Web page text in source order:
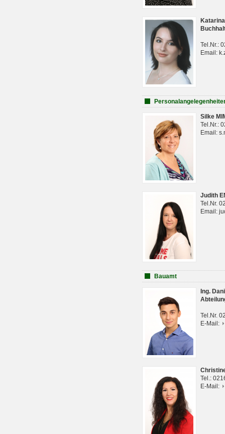
Tel.Nr.:
Email:
Silke
Tel.Nr.:
Email:
Judith
Tel.Nr.
Email:
Bauamt
Ing.
Tel.Nr.
E-Mail:
Tel.:
E-Mail: